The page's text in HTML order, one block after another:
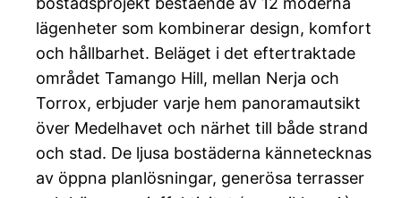
lägenheter som kombinerar design, komfort
och hållbarhet. Beläget i det eftertraktade
området Tamango Hill, mellan Nerja och
Torrox, erbjuder varje hem panoramautsikt
över Medelhavet och närhet till både strand
och stad. De ljusa bostäderna kännetecknas
av öppna planlösningar, generösa terrasser